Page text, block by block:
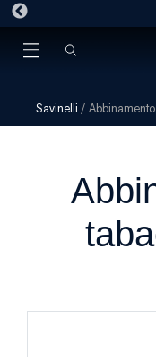
Savinelli /